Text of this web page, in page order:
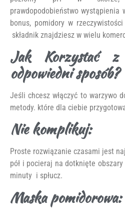
prawdopodobieństwo wystąpienia
bonus, pomidory w
składnik znajdziesz w wielu
Jak Korzystać z
odpowiedni sposób?
Jeśli chcesz włączyć to warzywo
metody. które dla ciebie
Nie komplikuj:
Proste rozwiązanie czasami jest
pół i pocieraj na dotknięte
minuty i spłucz.
Maska pomidorowa: